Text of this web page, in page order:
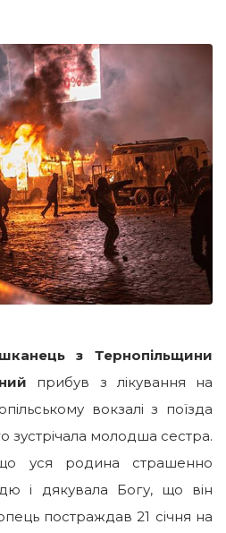
з Тернопільщини
прибув з лікування на
вокзалі з поїзда
зустрічала молодша сестра.
що уся родина страшенно
і дякувала Богу, що він
постраждав 21 січня на